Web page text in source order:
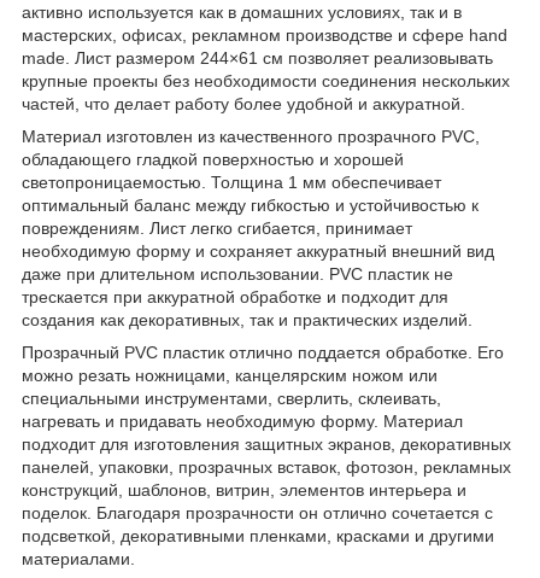
активно используется как в домашних условиях, так и в
мастерских, офисах, рекламном производстве и сфере hand
made. Лист размером 244×61 см позволяет реализовывать
крупные проекты без необходимости соединения нескольких
частей, что делает работу более удобной и аккуратной.
Материал изготовлен из качественного прозрачного PVC,
обладающего гладкой поверхностью и хорошей
светопроницаемостью. Толщина 1 мм обеспечивает
оптимальный баланс между гибкостью и устойчивостью к
повреждениям. Лист легко сгибается, принимает
необходимую форму и сохраняет аккуратный внешний вид
даже при длительном использовании. PVC пластик не
трескается при аккуратной обработке и подходит для
создания как декоративных, так и практических изделий.
Прозрачный PVC пластик отлично поддается обработке. Его
можно резать ножницами, канцелярским ножом или
специальными инструментами, сверлить, склеивать,
нагревать и придавать необходимую форму. Материал
подходит для изготовления защитных экранов, декоративных
панелей, упаковки, прозрачных вставок, фотозон, рекламных
конструкций, шаблонов, витрин, элементов интерьера и
поделок. Благодаря прозрачности он отлично сочетается с
подсветкой, декоративными пленками, красками и другими
материалами.